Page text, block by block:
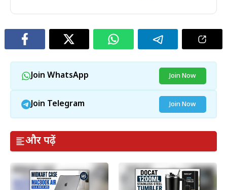
Join WhatsApp Join Now
Join Telegram Join Now
और पढ़ें